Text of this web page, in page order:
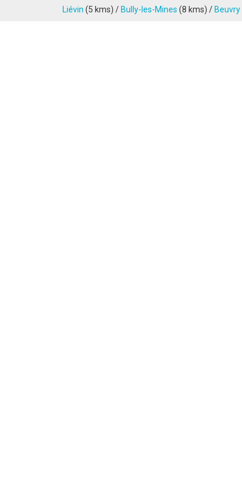
Note que vous souhaitez attribuer :
Liévin (5 kms) / Bully-les-Mines (8 kms) / Beuvry